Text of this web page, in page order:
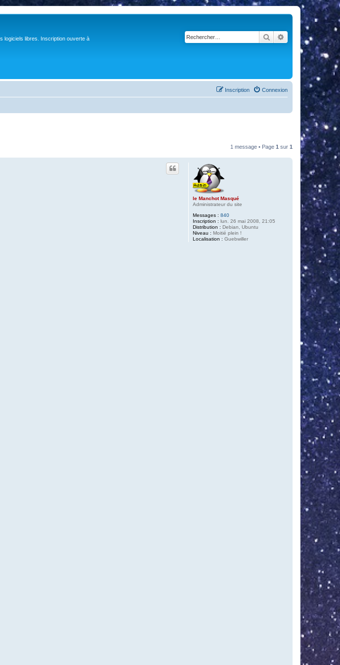
logiciels libres. Inscription ouverte à
RechercherRecherche
Connexion
Inscription
1 message • Page 1 sur 1
le Manchot Masqué
Administrateur du site
Messages : 840
Inscription : lun. 26 mai 2008, 21:05
Distribution : Debian, Ubuntu
Niveau : Moitié plein !
Localisation : Guebwiller